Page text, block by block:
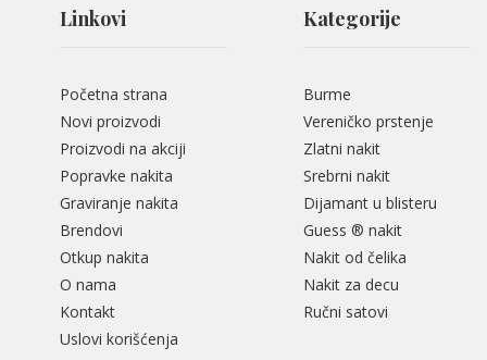
Linkovi
Početna strana
Novi proizvodi
Proizvodi na akciji
Popravke nakita
Graviranje nakita
Brendovi
Otkup nakita
O nama
Kontakt
Uslovi korišćenja
Kategorije
Burme
Vereničko prstenje
Zlatni nakit
Srebrni nakit
Dijamant u blisteru
Guess ® nakit
Nakit od čelika
Nakit za decu
Ručni satovi